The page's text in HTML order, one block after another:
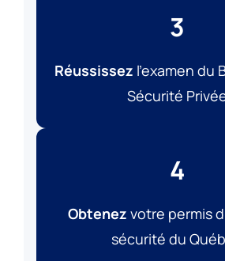
3
Réussissez l’examen du
Sécurité
4
Obtenez votre permis
sécurité du